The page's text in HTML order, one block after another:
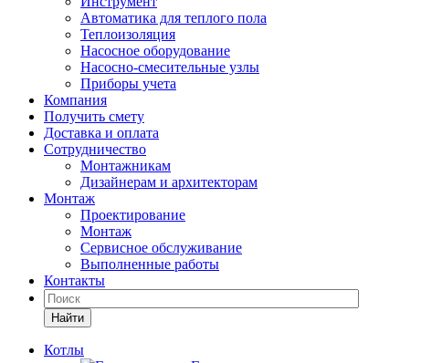
Автоматика для теплого пола
Теплоизоляция
Насосное оборудование
Насосно-смесительные узлы
Приборы учета
Компания
Получить смету
Доставка и оплата
Сотрудничество
Монтажникам
Дизайнерам и архитекторам
Монтаж
Проектирование
Монтаж
Сервисное обслуживание
Выполненные работы
Контакты
Найти
Котлы